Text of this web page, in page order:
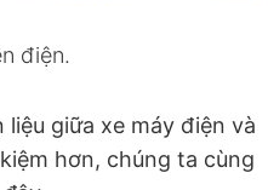
điện.
giữa xe máy điện và
hơn, chúng ta cùng